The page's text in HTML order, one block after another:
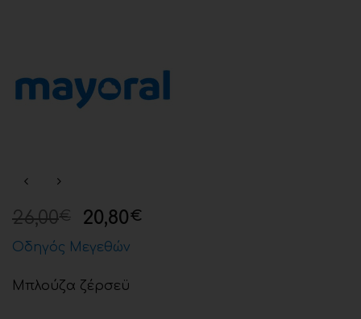
26,00€ 20,80€
Οδηγός Μεγεθών
Μπλούζα ζέρσεϋ